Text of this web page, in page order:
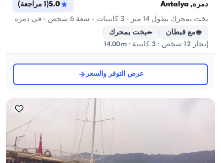
دمره, Antalya 5.0
(
1 مراجعة)
يخت بمحرك بطول 14 متر - 3 كابينات - سعة 6 شخص - في دمره
مع قبطان
يخت بمحرك
إبحار 12 شخص · 3 كابينة · 14.00m
عرض التوفر والسعر